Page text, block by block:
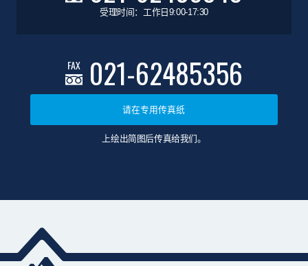
受理时间：工作日9:00-17:30
FAX 021-62485356
请在专用传真纸
上绘出简图后传真给我们。